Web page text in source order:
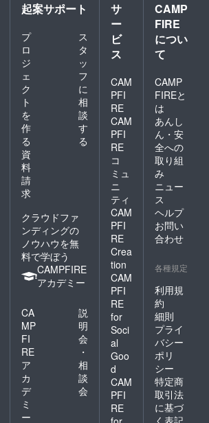
起案サポート
プ
ロ
ジ
ェ
ク
ト
を
作
る
ス
タ
ッ
フ
に
相
談
す
る
資
料
請
求
クラウドファ
ンディングの
ノウハウを無
料で学ぼう
CAMPFIRE
アカデミー
CA
MP
FI
RE
ア
カ
デ
ミ
ー
説
明
会
・
相
談
会
サ
ー
ビ
ス
CAM
PFI
RE
CAM
PFI
RE
コ
ミュ
ニ
ティ
CAM
PFI
RE
Crea
tion
CAM
PFI
RE
for
Soci
al
Goo
d
CAM
PFI
RE
CAMP
FIRE
につい
て
CAMP
FIREと
は
あんし
ん・安
全への
取り組
み
ニュー
ス
ヘルプ
お問い
合わせ
各種規定
利用規
約
細則
プライ
バシー
ポリ
シー
特定商
取引法
に基づ